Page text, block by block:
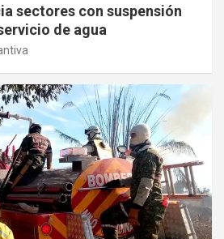
sectores con suspensión
de agua